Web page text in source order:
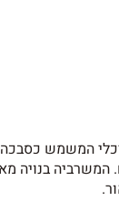
המשמש כסבכה
המשרביה בנויה